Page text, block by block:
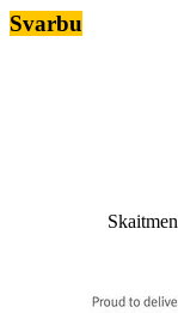
Svarbu